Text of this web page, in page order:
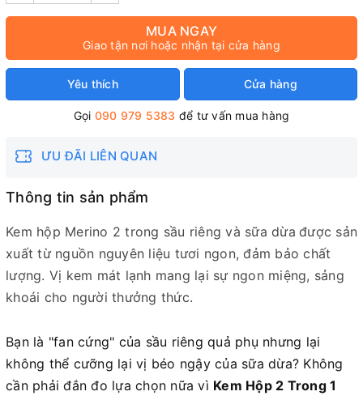
MUA NGAY
Giao tận nơi hoặc nhận tại cửa hàng
Yêu thích Cửa hàng
Gọi 090 979 5383 để tư vấn mua hàng
ƯU ĐÃI LIÊN QUAN
Thông tin sản phẩm
Kem hộp Merino 2 trong sầu riêng và sữa dừa được sản
xuất từ nguồn nguyên liệu tươi ngon, đảm bảo chất
lượng. Vị kem mát lạnh mang lại sự ngon miệng, sảng
khoái cho người thưởng thức.
Bạn là "fan cứng" của sầu riêng quả phụ nhưng lại
không thể cưỡng lại vị béo ngậy của sữa dừa? Không
cần phải đắn đo lựa chọn nữa vì Kem Hộp 2 Trong 1